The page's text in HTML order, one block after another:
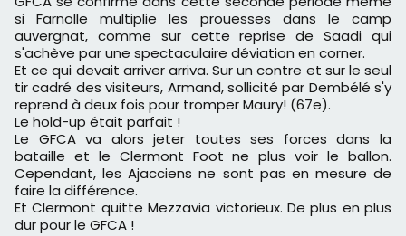
si Farnolle multiplie les prouesses dans le camp
auvergnat, comme sur cette reprise de Saadi qui
s'achève par une spectaculaire déviation en corner.
Et ce qui devait arriver arriva. Sur un contre et sur le seul
tir cadré des visiteurs, Armand, sollicité par Dembélé s'y
reprend à deux fois pour tromper Maury! (67e).
Le hold-up était parfait !
Le GFCA va alors jeter toutes ses forces dans la
bataille et le Clermont Foot ne plus voir le ballon.
Cependant, les Ajacciens ne sont pas en mesure de
faire la différence.
Et Clermont quitte Mezzavia victorieux. De plus en plus
dur pour le GFCA !